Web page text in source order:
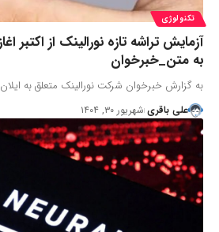
تکنولوژی
آزمایش تراشه تازه نورالینک از اکتبر
به متن_خبرخوان
به گزارش خبرخوان شرکت نورالینک متعلق به
علی باقری شهریور ۳۰, ۱۴۰۴